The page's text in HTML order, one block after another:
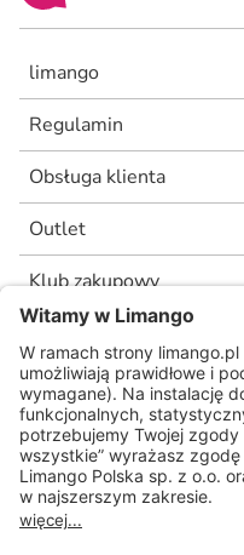
limango
Regulamin
Obsługa klienta
Outlet
Klub zakupowy